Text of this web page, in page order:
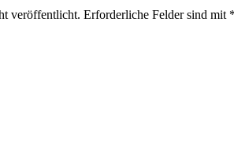
veröffentlicht. Erforderliche Felder sind mit *